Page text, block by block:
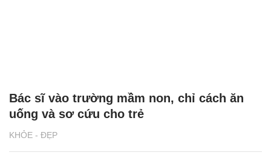
KHỎE - ĐẸP
Bác sĩ vào trường mầm non, chỉ cách ăn
uống và sơ cứu cho trẻ